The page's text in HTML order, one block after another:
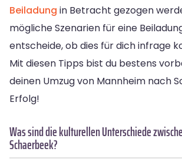
Beiladung in Betracht gezogen
mögliche Szenarien für eine
entscheide, ob dies für dich infrage
Mit diesen Tipps bist du bestens
deinen Umzug von Mannheim nach
Erfolg!
Was sind die kulturellen Unterschiede
Schaerbeek?